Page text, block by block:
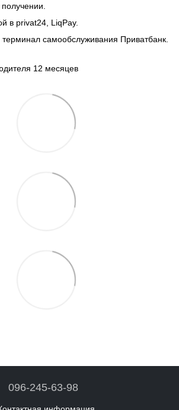
в privat24, LiqPay.
терминал самообслуживания Приватбанк.
12 месяцев
096-245-63-98